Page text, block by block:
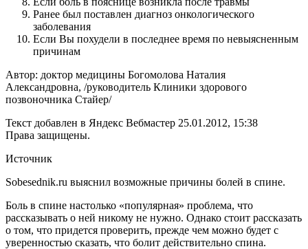
Ранее был поставлен диагноз онкологического
заболевания
Если Вы похудели в последнее время по невыясненным
причинам
Автор: доктор медицины Богомолова Наталия
Александровна, /руководитель Клиники здорового
позвоночника Стайер/
Текст добавлен в Яндекс Вебмастер 25.01.2012, 15:38
Права защищены.
Источник
Sobesednik.ru выяснил возможные причины болей в спине.
Боль в спине настолько «популярная» проблема, что
рассказывать о ней никому не нужно. Однако стоит рассказать
о том, что придется проверить, прежде чем можно будет с
уверенностью сказать, что болит действительно спина.